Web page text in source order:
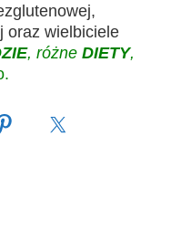
oraz wielbiciele
, różne DIETY,